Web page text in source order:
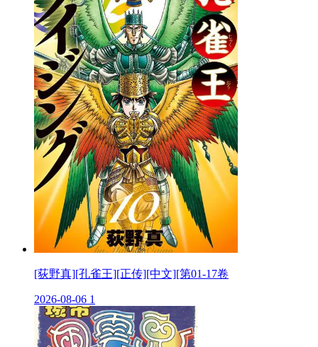
[荻野真][孔雀王][正传][中文][第01-17卷
2026-08-06 1